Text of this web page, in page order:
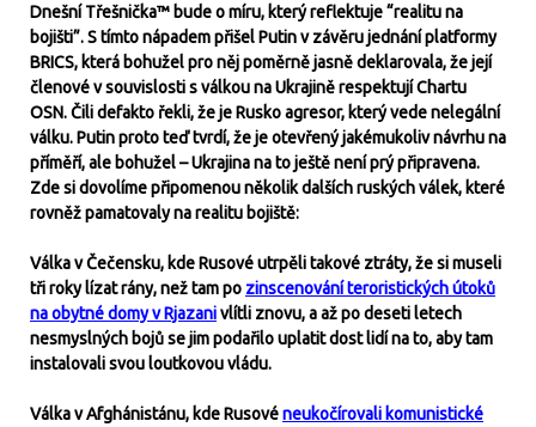
Dnešní Třešnička™ bude o míru, který reflektuje “realitu na
bojišti”. S tímto nápadem přišel Putin v závěru jednání platformy
BRICS, která bohužel pro něj poměrně jasně deklarovala, že její
členové v souvislosti s válkou na Ukrajině respektují Chartu
OSN. Čili defakto řekli, že je Rusko agresor, který vede nelegální
válku. Putin proto teď tvrdí, že je otevřený jakémukoliv návrhu na
příměří, ale bohužel – Ukrajina na to ještě není prý připravena.
Zde si dovolíme připomenou několik dalších ruských válek, které
rovněž pamatovaly na realitu bojiště:
Válka v Čečensku, kde Rusové utrpěli takové ztráty, že si museli
tři roky lízat rány, než tam po zinscenování teroristických útoků
na obytné domy v Rjazanivlítli znovu, a až po deseti letech
nesmyslných bojů se jim podařilo uplatit dost lidí na to, aby tam
instalovali svou loutkovou vládu.
Válka v Afghánistánu, kde Rusovéneukočírovali komunistické